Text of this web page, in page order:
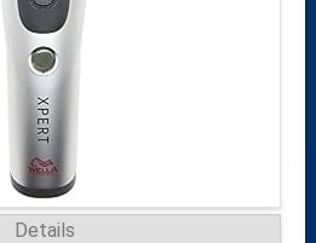
Details